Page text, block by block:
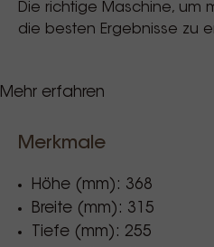
Die richtige Maschine, um
die besten Ergebnisse zu
Tassenwärmer.
Hebelschalter.
Multidirektionale
PID-Kesselregler für
Dampftemperatur.
Mehr erfahren
Merkmale
Höhe (mm): 368
Breite (mm): 315
Tiefe (mm): 255